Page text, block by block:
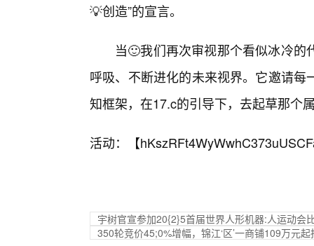
💡创造”的宣言。
当🙂我们再次审视那个看似冰冷
呼吸、不断进化的未来视界。它邀请
知框架，在17.c的引导下，去起草那个
活动：【
宇树官宣参加20{2}5首届世界人形机器:人运动会
350轮竞价45;0%增幅，锦江‘区’一商铺109万元